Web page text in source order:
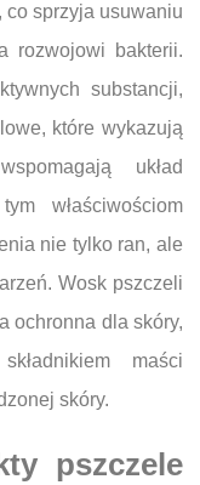
co sprzyja usuwaniu
rozwojowi bakterii.
substancji,
które wykazują
układ
właściwościom
nie tylko ran, ale
Wosk pszczeli
ochronna dla skóry,
maści
skóry.
pszczele